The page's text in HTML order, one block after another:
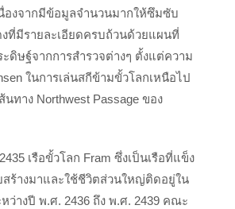
นื่องจากมีข้อมูลจำนวนมากให้ซึมซับ
ที่มีรายละเอียดครบถ้วนด้วยแผนที่
ดิษฐ์จากการสำรวจต่างๆ ตั้งแต่ความ
ในการเล่นสกีข้ามขั้วโลกเหนือไป
ทาง Northwest Passage ของ
เรือขั้วโลก Fram ซึ่งเป็นเรือที่แข็ง
สร้างมาและใช้ชีวิตส่วนใหญ่ติดอยู่ใน
ว่างปี พ.ศ. 2436 ถึง พ.ศ. 2439 คณะ